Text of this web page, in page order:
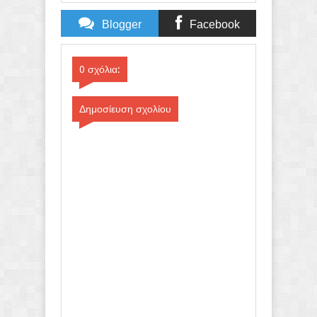
Blogger Facebook
0 σχόλια:
Δημοσίευση σχολίου